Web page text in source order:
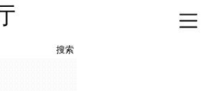
搜索